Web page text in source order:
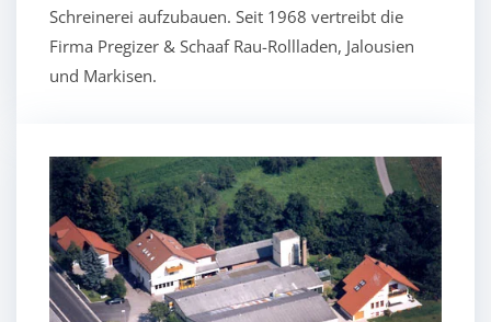
Schreinerei aufzubauen. Seit 1968 vertreibt die
Firma Pregizer & Schaaf Rau-Rollladen, Jalousien
und Markisen.